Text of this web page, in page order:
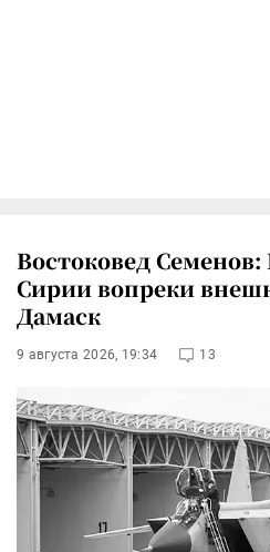
Востоковед Семенов:
Сирии вопреки
Дамаск
9 августа 2026, 19:34 13